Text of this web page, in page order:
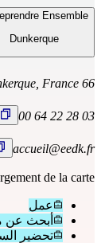
Ensemble
Dunkerque
66 Rue des Chantiers de France, 59140 Dunkerque, France
03 28 22 64 00
accueil@eedk.fr
de la carte...
عمل
أبحث عن
تحضير